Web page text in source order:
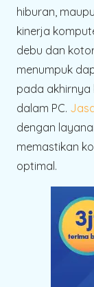
hiburan,
kinerja
debu dan
menumpuk
pada akhirnya
dalam PC.
dengan
memastikan
optimal.